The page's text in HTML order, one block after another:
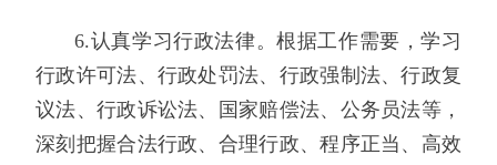
6.认真学习行政法律。根据工作需要，学习
行政许可法、行政处罚法、行政强制法、行政复
议法、行政诉讼法、国家赔偿法、公务员法等，
深刻把握合法行政、合理行政、程序正当、高效